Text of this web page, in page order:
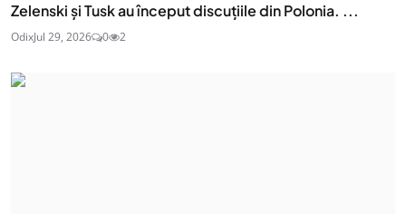
Zelenski și Tusk au început discuțiile din Polonia. ...
OdixJul 29, 2026 0 2